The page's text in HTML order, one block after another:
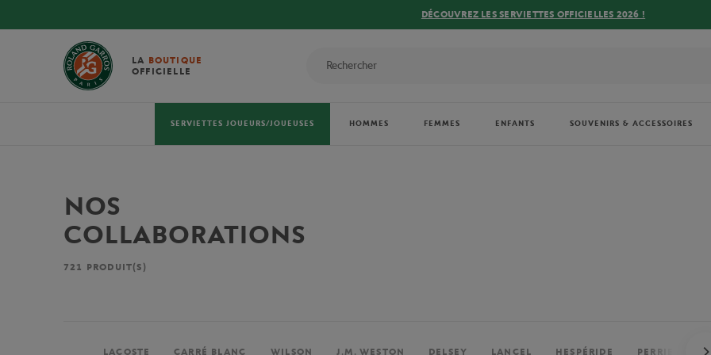
DÉCOUVREZ LES SERVIETTES OFFICIELLES 2026 !
LA BOUTIQUE
OFFICIELLE
SERVIETTES JOUEURS/JOUEUSES HOMMES FEMMES ENFANTS SOUVENIRS & ACCESSOIRES
NOS
COLLABORATIONS
721 PRODUIT(S)
LACOSTE CARRÉ BLANC WILSON J.M. WESTON DELSEY LANCEL HESPÉRIDE PERRIER